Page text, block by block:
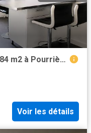
Location Appartement 3 pièces 84 m2 à Pourrières
Voir les détails